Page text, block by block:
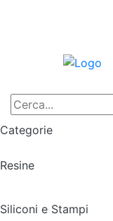
Categorie
Resine
Siliconi e Stampi